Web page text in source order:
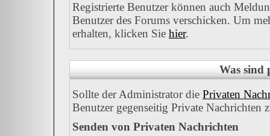
Registrierte Benutzer können auch
Benutzer des Forums verschicken. Um
erhalten, klicken Sie hier.
Was sind
Sollte der Administrator die Privaten
Benutzer gegenseitig Private Nachrichten
Senden von Privaten Nachrichten